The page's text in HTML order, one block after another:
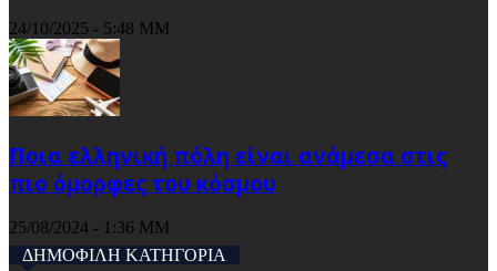
24/10/2025 - 5:48 ΜΜ
Ποια ελληνική πόλη είναι ανάμεσα στις
πιο όμορφες του κόσμου
25/08/2024 - 1:36 ΜΜ
ΔΗΜΟΦΙΛΗ ΚΑΤΗΓΟΡΙΑ